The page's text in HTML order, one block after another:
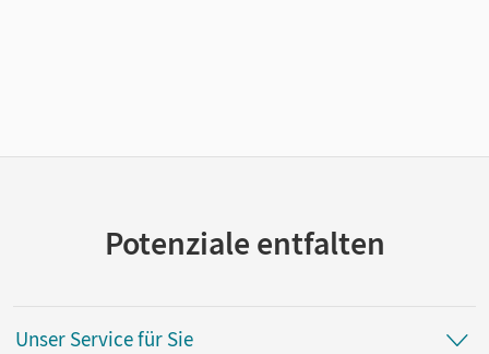
Potenziale entfalten
Unser Service für Sie